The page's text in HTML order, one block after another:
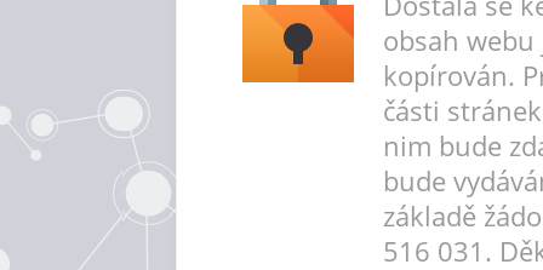
obsah webu
kopírován.
části
nim bude
bude
základě
516 031.